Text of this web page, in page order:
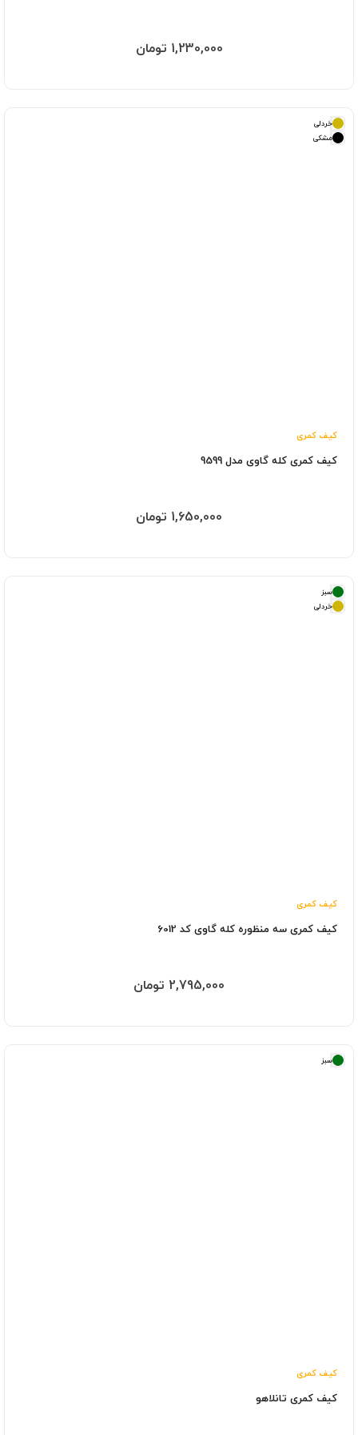
1,230,000 تومان
کیف کمری
کیف کمری کله گاوی مدل 9599
1,650,000 تومان
خردلی
مشکی
کیف کمری
کیف کمری سه منظوره کله گاوی کد 6012
2,795,000 تومان
سبز
خردلی
کیف کمری
کیف کمری تانلاهو
سبز